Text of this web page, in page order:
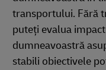
transportului. Fără
puteți evalua
dumneavoastră
stabili obiectivele